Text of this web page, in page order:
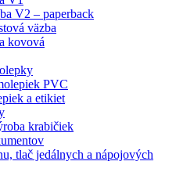
V2 – paperback
väzba
kovová
PVC
a etikiet
krabičiek
tlač jedálnych a nápojových